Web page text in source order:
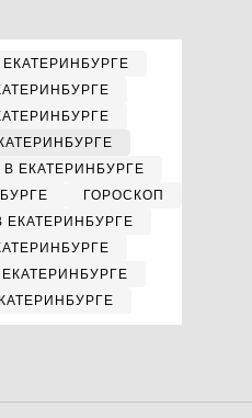
ЕКАТЕРИНБУРГЕ
ГОРОСКОП
ЕКАТЕРИНБУРГЕ